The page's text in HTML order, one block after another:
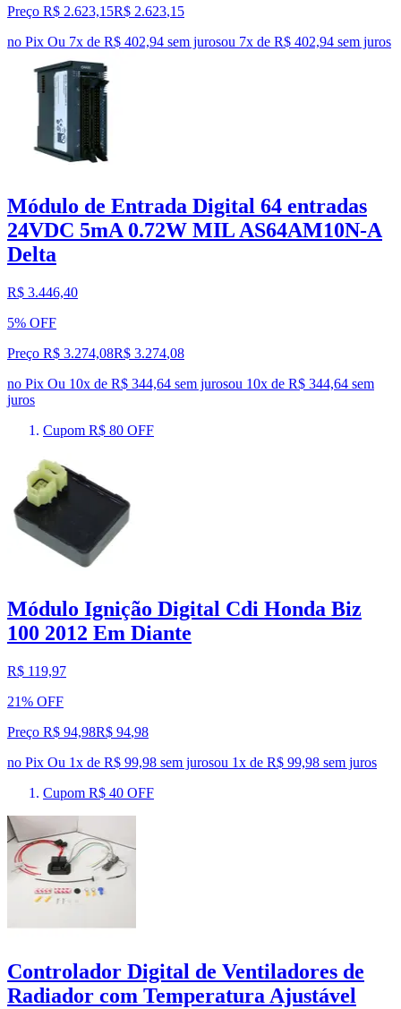
Preço R$ 2.623,15R$ 2.623,15
no Pix Ou 7x de R$ 402,94 sem jurosou 7x de R$ 402,94 sem juros
Módulo de Entrada Digital 64 entradas
24VDC 5mA 0.72W MIL AS64AM10N-A
Delta
R$ 3.446,40
5% OFF
Preço R$ 3.274,08R$ 3.274,08
no Pix Ou 10x de R$ 344,64 sem jurosou 10x de R$ 344,64 sem
juros
Cupom R$ 80 OFF
Módulo Ignição Digital Cdi Honda Biz
100 2012 Em Diante
R$ 119,97
21% OFF
Preço R$ 94,98R$ 94,98
no Pix Ou 1x de R$ 99,98 sem jurosou 1x de R$ 99,98 sem juros
Cupom R$ 40 OFF
Controlador Digital de Ventiladores de
Radiador com Temperatura Ajustável